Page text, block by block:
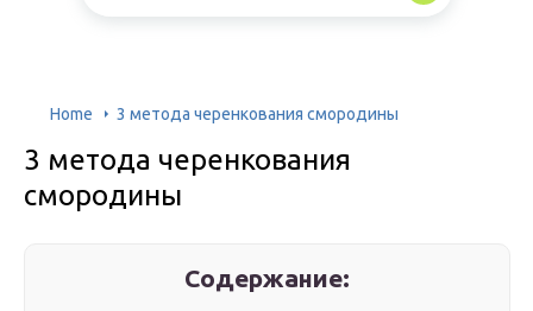
Home 3 метода черенкования смородины
3 метода черенкования
смородины
Содержание: